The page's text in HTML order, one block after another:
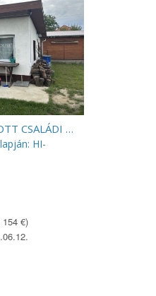
TELJESEN FELÚJÍTOTT CSALÁDI HÁZ
HI-
€)